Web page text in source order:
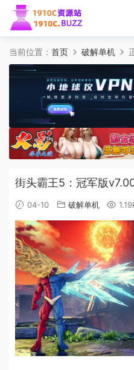
当前位置： 首页 破解单机
街头霸王5：冠军版
04-10 破解单机